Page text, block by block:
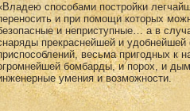
способами постройки
и при помощи которых
и неприступные… а в
прекраснейшей и
весьма пригодных к
бомбарды, и порох, и
умения и возможности.